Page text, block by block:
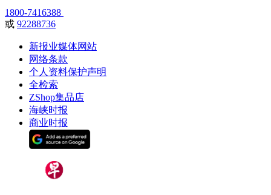
1800-7416388
或 92288736
新报业媒体网站
网络条款
个人资料保护声明
全检索
ZShop集品店
海峡时报
商业时报